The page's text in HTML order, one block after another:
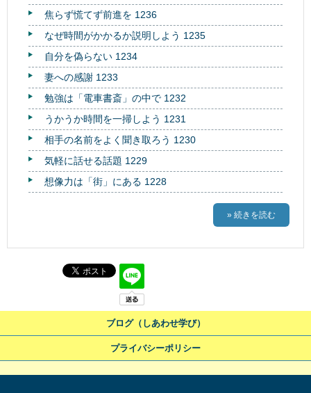
焦らず慌てず前進を 1236
なぜ時間がかかるか説明しよう 1235
自分を偽らない 1234
妻への感謝 1233
勉強は「電車書斎」の中で 1232
うかうか時間を一掃しよう 1231
相手の名前をよく聞き取ろう 1230
気軽に話せる話題 1229
想像力は「街」にある 1228
» 続きを読む
ブログ（しあわせ学び）
プライバシーポリシー